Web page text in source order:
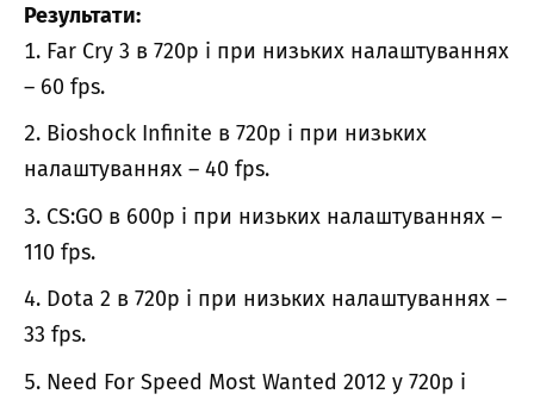
Результати:
Far Cry 3 в 720p і при низьких налаштуваннях
– 60 fps.
Bioshock Infinite в 720p і при низьких
налаштуваннях – 40 fps.
CS:GO в 600p і при низьких налаштуваннях –
110 fps.
Dota 2 в 720p і при низьких налаштуваннях –
33 fps.
Need For Speed ​​Most Wanted 2012 у 720p і